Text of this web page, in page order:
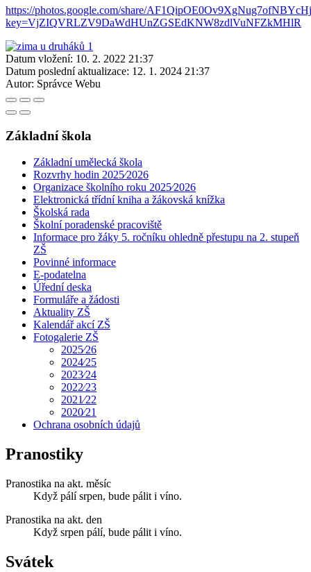
https://photos.google.com/share/
key=VjZIQVRLZV9DaWdHUnZGSEdKNW8zdlVuNFZkMHlR
Datum vložení: 10. 2. 2022 21:37
Datum poslední aktualizace: 12. 1. 2024 21:37
Autor: Správce Webu
Základní škola
Základní umělecká škola
Rozvrhy hodin 2025⁄2026
Organizace školního roku 2025⁄2026
Elektronická třídní kniha a žákovská knížka
Školská rada
Školní poradenské pracoviště
Informace pro žáky 5. ročníku ohledně přestupu na 2. stupeň
ZŠ
Povinné informace
E-podatelna
Úřední deska
Formuláře a žádosti
Aktuality ZŠ
Kalendář akcí ZŠ
Fotogalerie ZŠ
2025⁄26
2024⁄25
2023⁄24
2022⁄23
2021⁄22
2020⁄21
Ochrana osobních údajů
Pranostiky
Pranostika na akt. měsíc
Když pálí srpen, bude pálit i víno.
Pranostika na akt. den
Když srpen pálí, bude pálit i víno.
Svátek